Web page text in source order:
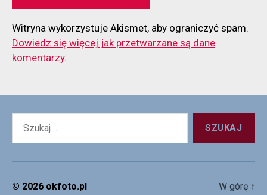
Witryna wykorzystuje Akismet, aby ograniczyć spam.
Dowiedz się więcej jak przetwarzane są dane
komentarzy.
© 2026 okfoto.pl W górę ↑